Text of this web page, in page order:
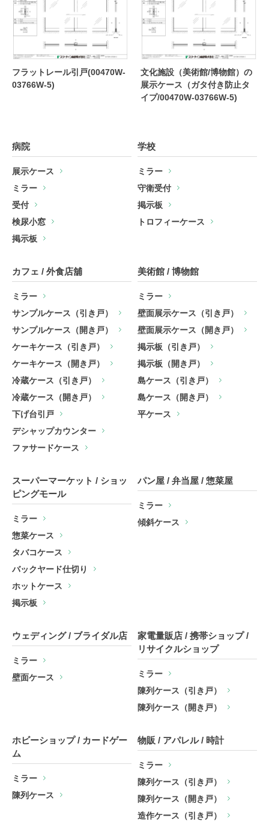
フラットレール引戸(00470W-
03766W-5)
文化施設（美術館/博物館）の
展示ケース（ガタ付き防止タ
イプ/00470W-03766W-5)
病院
展示ケース
ミラー
受付
検尿小窓
掲示板
学校
ミラー
守衛受付
掲示板
トロフィーケース
カフェ / 外食店舖
ミラー
サンプルケース（引き戸）
サンプルケース（開き戸）
ケーキケース（引き戸）
ケーキケース（開き戸）
冷蔵ケース（引き戸）
冷蔵ケース（開き戸）
下げ台引戸
デシャップカウンター
ファサードケース
美術館 / 博物館
ミラー
壁面展示ケース（引き戸）
壁面展示ケース（開き戸）
掲示板（引き戸）
掲示板（開き戸）
島ケース（引き戸）
島ケース（開き戸）
平ケース
スーパーマーケット / ショッ
ピングモール
ミラー
惣菜ケース
タバコケース
バックヤード仕切り
ホットケース
掲示板
パン屋 / 弁当屋 / 惣菜屋
ミラー
傾斜ケース
ウェディング / ブライダル店
ミラー
壁面ケース
家電量販店 / 携帯ショップ /
リサイクルショップ
ミラー
陳列ケース（引き戸）
陳列ケース（開き戸）
ホビーショップ / カードゲー
ム
ミラー
陳列ケース
物販 / アパレル / 時計
ミラー
陳列ケース（引き戸）
陳列ケース（開き戸）
造作ケース（引き戸）